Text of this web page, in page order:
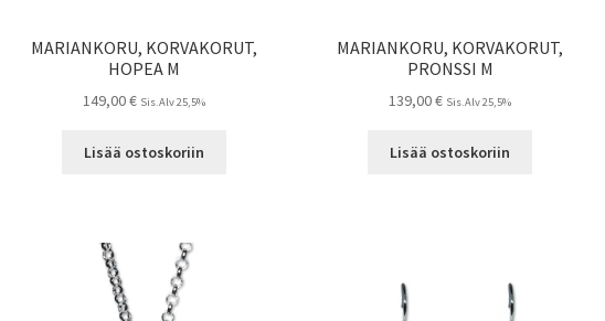
MARIANKORU, KORVAKORUT,
HOPEA M
149,00€ Sis.Alv 25,5%
Lisää ostoskoriin
MARIANKORU, KORVAKORUT,
PRONSSI M
139,00€ Sis.Alv 25,5%
Lisää ostoskoriin